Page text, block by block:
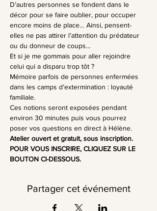
D’autres personnes se fondent dans le
décor pour se faire oublier, pour occuper
encore moins de place… Ainsi, pensent-
elles ne pas attirer l’attention du prédateur
ou du donneur de coups…
Et si je me gommais pour aller rejoindre
celui qui a disparu trop tôt ?
Mémoire parfois de personnes enfermées
dans les camps d’extermination : loyauté
familiale.
Ces notions seront exposées pendant
environ 30 minutes puis vous pourrez
poser vos questions en direct à Hélène.
Atelier ouvert et gratuit, sous inscription.
POUR VOUS INSCRIRE, CLIQUEZ SUR LE
BOUTON CI-DESSOUS.
Partager cet événement